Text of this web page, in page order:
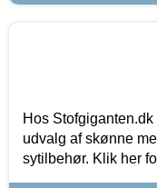
Hos
udvalg af skønne
sytilbehør. Klik her